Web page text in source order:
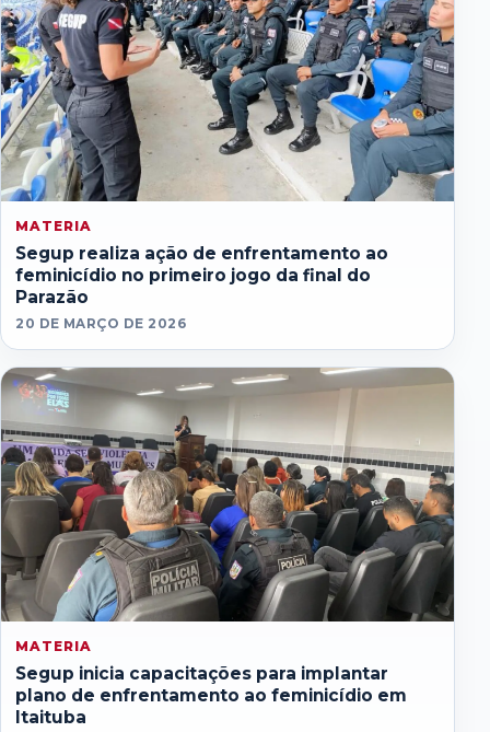
MATERIA
Segup realiza ação de enfrentamento ao
feminicídio no primeiro jogo da final do
Parazão
20 DE MARÇO DE 2026
MATERIA
Segup inicia capacitações para implantar
plano de enfrentamento ao feminicídio em
Itaituba